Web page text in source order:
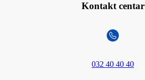
Kontakt centar
032 40 40 40